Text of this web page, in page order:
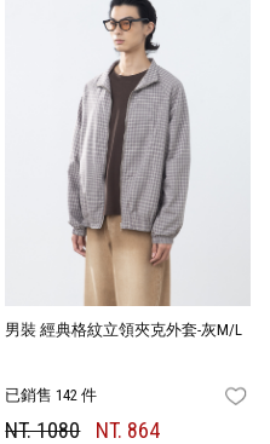
FAVORITES
男裝 經典格紋立領夾克外套-灰M/L
已銷售 142 件
NT. 1080 NT. 864